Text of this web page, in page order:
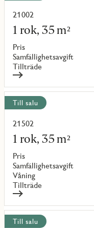
alla
objekt
21002
1 rok, 35 m²
Pris
Samfällighetsavgift
Tillträde
Läs
mer
om
objekt
{objectNumber}
Till salu
21502
1 rok, 35 m²
Pris
Samfällighetsavgift
Våning
Tillträde
Läs
mer
om
objekt
{objectNumber}
Till salu